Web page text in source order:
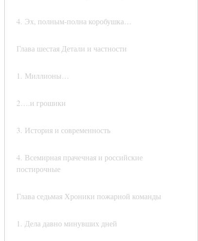
4. Эх, полным-полна коробушка…
Глава шестая Детали и частности
1. Миллионы…
2….и грошики
3. История и современность
4. Всемирная прачечная и российские
постирочные
Глава седьмая Хроники пожарной команды
1. Дела давно минувших дней